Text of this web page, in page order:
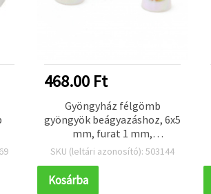
468.00 Ft
Gyöngyház félgömb
gyöngyök beágyazáshoz, 6x5
mm, furat 1 mm,
szivárványfényű fehér, DIY
hobbi-kézműves és
dekorációs kellékek - 50 db
SKU (leltári azonosító): 503144
Kosárba